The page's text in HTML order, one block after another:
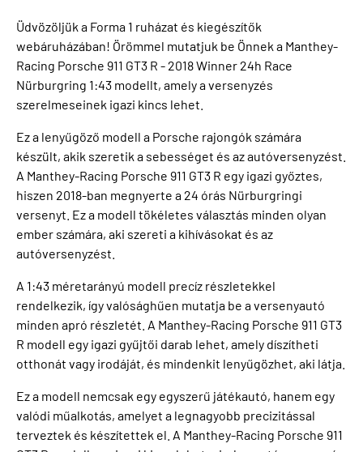
Üdvözöljük a Forma 1 ruházat és kiegészítők
webáruházában! Örömmel mutatjuk be Önnek a Manthey-
Racing Porsche 911 GT3 R - 2018 Winner 24h Race
Nürburgring 1:43 modellt, amely a versenyzés
szerelmeseinek igazi kincs lehet.
Ez a lenyűgöző modell a Porsche rajongók számára
készült, akik szeretik a sebességet és az autóversenyzést.
A Manthey-Racing Porsche 911 GT3 R egy igazi győztes,
hiszen 2018-ban megnyerte a 24 órás Nürburgringi
versenyt. Ez a modell tökéletes választás minden olyan
ember számára, aki szereti a kihívásokat és az
autóversenyzést.
A 1:43 méretarányú modell precíz részletekkel
rendelkezik, így valósághűen mutatja be a versenyautó
minden apró részletét. A Manthey-Racing Porsche 911 GT3
R modell egy igazi gyűjtői darab lehet, amely díszítheti
otthonát vagy irodáját, és mindenkit lenyűgözhet, aki látja.
Ez a modell nemcsak egy egyszerű játékautó, hanem egy
valódi műalkotás, amelyet a legnagyobb precizitással
terveztek és készítettek el. A Manthey-Racing Porsche 911